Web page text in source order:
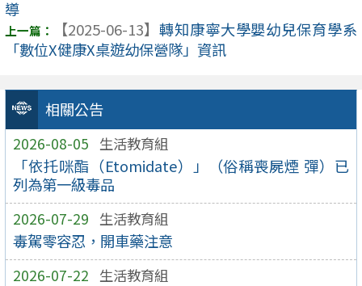
相關公告
2026-08-05 生活教育組
「依托咪酯（Etomidate）」（俗稱喪屍煙 彈）已
列為第一級毒品
2026-07-29 生活教育組
毒駕零容忍，開車藥注意
2026-07-22 生活教育組
導
【2025-06-13】 轉知康寧大學嬰幼兒保育學系
「數位X健康X桌遊幼保營隊」資訊